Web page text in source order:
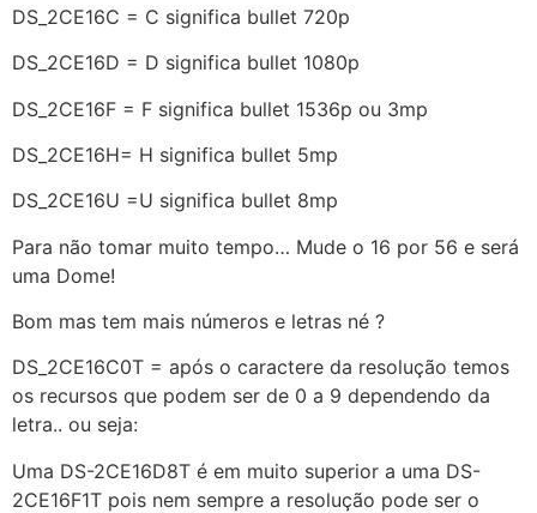
DS_2CE16C = C significa bullet 720p
DS_2CE16D = D significa bullet 1080p
DS_2CE16F = F significa bullet 1536p ou 3mp
DS_2CE16H= H significa bullet 5mp
DS_2CE16U =U significa bullet 8mp
Para não tomar muito tempo… Mude o 16 por 56 e será
uma Dome!
Bom mas tem mais números e letras né ?
DS_2CE16C0T = após o caractere da resolução temos
os recursos que podem ser de 0 a 9 dependendo da
letra.. ou seja:
Uma DS-2CE16D8T é em muito superior a uma DS-
2CE16F1T pois nem sempre a resolução pode ser o